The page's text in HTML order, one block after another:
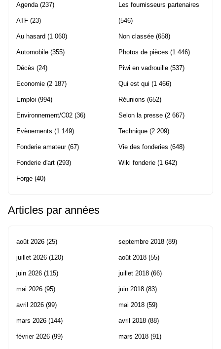
Agenda(237)
ATF (23)
Au hasard (1 060)
Automobile (355)
Décès (24)
Economie (2 187)
Emploi (994)
Environnement/C02 (36)
Evènements (1 149)
Fonderie amateur(67)
Fonderie d'art (293)
Forge (40)
Les fournisseurs partenaires
(546)
Non classée (658)
Photos de pièces (1 446)
Piwi en vadrouille (537)
Qui est qui (1 466)
Réunions (652)
Selon la presse (2 667)
Technique (2 209)
Vie des fonderies (648)
Wiki fonderie (1 642)
Articles par années
août 2026 (25)
juillet 2026 (120)
juin 2026 (115)
mai 2026 (95)
avril 2026 (99)
mars 2026 (144)
février 2026 (99)
septembre 2018 (89)
août 2018 (55)
juillet 2018 (66)
juin 2018 (83)
mai 2018 (59)
avril 2018 (88)
mars 2018 (91)